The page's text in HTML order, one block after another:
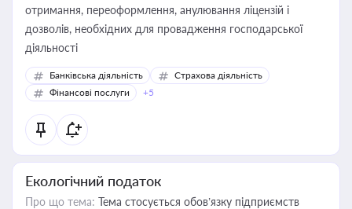
отримання, переоформлення, анулювання ліцензій і
дозволів, необхідних для провадження господарської
діяльності
Банківська діяльність
Страхова діяльність
Фінансові послуги
+5
Екологічний податок
Про що тема: Тема стосується обов’язку підприємств